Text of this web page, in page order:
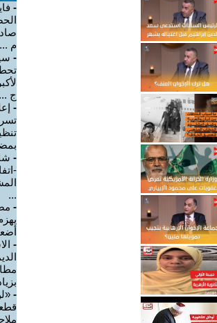
-
م ...
-
ج ...
-
-
-
...
-
-
-